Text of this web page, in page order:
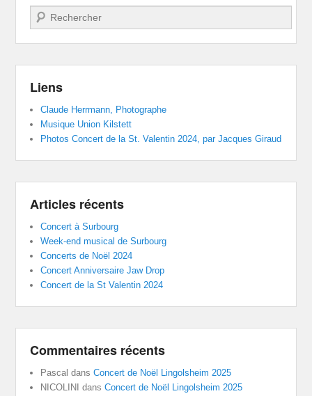
Recherche
Liens
Claude Herrmann, Photographe
Musique Union Kilstett
Photos Concert de la St. Valentin 2024, par Jacques Giraud
Articles récents
Concert à Surbourg
Week-end musical de Surbourg
Concerts de Noël 2024
Concert Anniversaire Jaw Drop
Concert de la St Valentin 2024
Commentaires récents
Pascal dansConcert de Noël Lingolsheim 2025
NICOLINI dansConcert de Noël Lingolsheim 2025